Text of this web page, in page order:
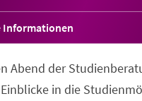
Informationen
Abend der
in die